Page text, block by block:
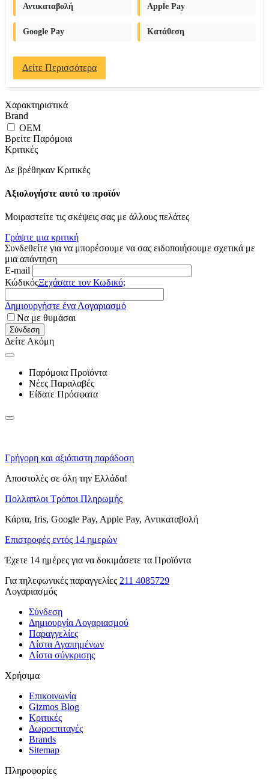
Αντικαταβολή Apple Pay
Google Pay Κατάθεση
Δείτε Περισσότερα
Χαρακτηριστικά
Brand
OEM
Βρείτε Παρόμοια
Κριτικές
Δε βρέθηκαν Κριτικές
Αξιολογήστε αυτό το προϊόν
Μοιραστείτε τις σκέψεις σας με άλλους πελάτες
Γράψτε μια κριτική
Συνδεθείτε για να μπορέσουμε να σας ειδοποιήσουμε σχετικά με
μια απάντηση
E-mail
ΚώδικόςΞεχάσατε τον Κωδικό;
Δημιουργήστε ένα Λογαριασμό
Να με θυμάσαι
Σύνδεση
Δείτε Ακόμη
Παρόμοια Προϊόντα
Νέες Παραλαβές
Είδατε Πρόσφατα
Γρήγορη και αξιόπιστη παράδοση
Αποστολές σε όλη την Ελλάδα!
Πολλαπλοι Τρόποι Πληρωμής
Κάρτα, Iris, Google Pay, Apple Pay, Αντικαταβολή
Επιστροφές εντός 14 ημερών
Έχετε 14 ημέρες για να δοκιμάσετε τα Προϊόντα
Για τηλεφωνικές παραγγελίες 211 4085729
Λογαριασμός
Σύνδεση
Δημιουργία Λογαριασμού
Παραγγελίες
Λίστα Αγαπημένων
Λίστα σύγκρισης
Χρήσιμα
Επικοινωνία
Gizmos Blog
Κριτικές
Δωροεπιταγές
Brands
Sitemap
Πληροφορίες